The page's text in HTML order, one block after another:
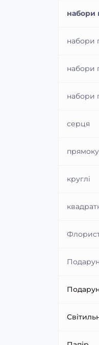
набори
набори
набори
набори
серця
круглі
Великі